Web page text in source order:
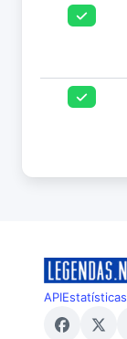
APIEstatísticas